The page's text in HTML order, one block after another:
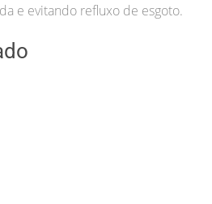
e evitando refluxo de esgoto.